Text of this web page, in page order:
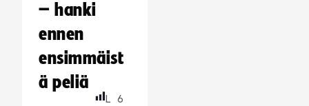
– hanki
ennen
ensimmäist
ä peliä
L 6